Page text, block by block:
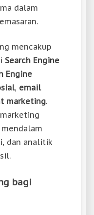
dalam
mencakup
Search Engine
Engine
, email
marketing.
dan analitik
bagi